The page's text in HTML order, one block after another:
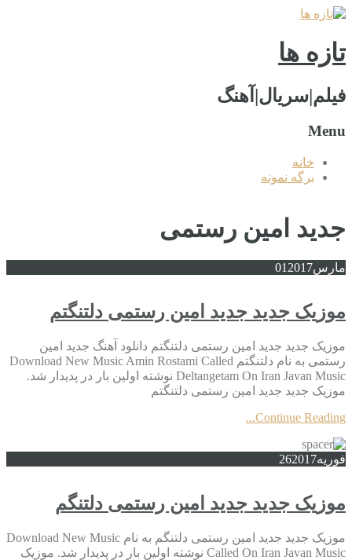
تازه ها
فیلم|سریال|آهنگ
Menu
خانه
برگه نمونه
جديد امین رستمی
مارس 01 2017
موزیک جدید جديد امین رستمی دلتنگتم
موزیک جدید جديد امین رستمی دلتنگتم دانلود آهنگ جديد امین
رستمی به نام دلتنگتم Download New Music Amin Rostami Called
Deltangetam On Iran Javan Music نوشته اولین بار در پدیدار شد.
موزیک جدید جديد امین رستمی دلتنگتم
Continue Reading...
فوریه 262017
موزیک جدید جديد امین رستمی دلتنگم
موزیک جدید جديد امین رستمی دلتنگم به نام Download New Music
Called On Iran Javan Music نوشته اولین بار در پدیدار شد. موزیک